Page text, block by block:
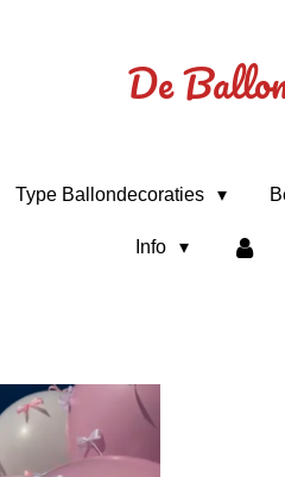
De
Type Ballondecoraties
Info